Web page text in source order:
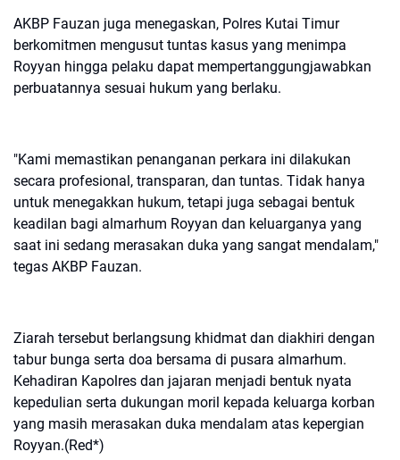
AKBP Fauzan juga menegaskan, Polres Kutai Timur
berkomitmen mengusut tuntas kasus yang menimpa
Royyan hingga pelaku dapat mempertanggungjawabkan
perbuatannya sesuai hukum yang berlaku.
"Kami memastikan penanganan perkara ini dilakukan
secara profesional, transparan, dan tuntas. Tidak hanya
untuk menegakkan hukum, tetapi juga sebagai bentuk
keadilan bagi almarhum Royyan dan keluarganya yang
saat ini sedang merasakan duka yang sangat mendalam,"
tegas AKBP Fauzan.
Ziarah tersebut berlangsung khidmat dan diakhiri dengan
tabur bunga serta doa bersama di pusara almarhum.
Kehadiran Kapolres dan jajaran menjadi bentuk nyata
kepedulian serta dukungan moril kepada keluarga korban
yang masih merasakan duka mendalam atas kepergian
Royyan.(Red*)